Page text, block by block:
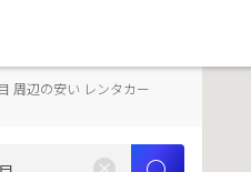
周辺の安い レンタカー